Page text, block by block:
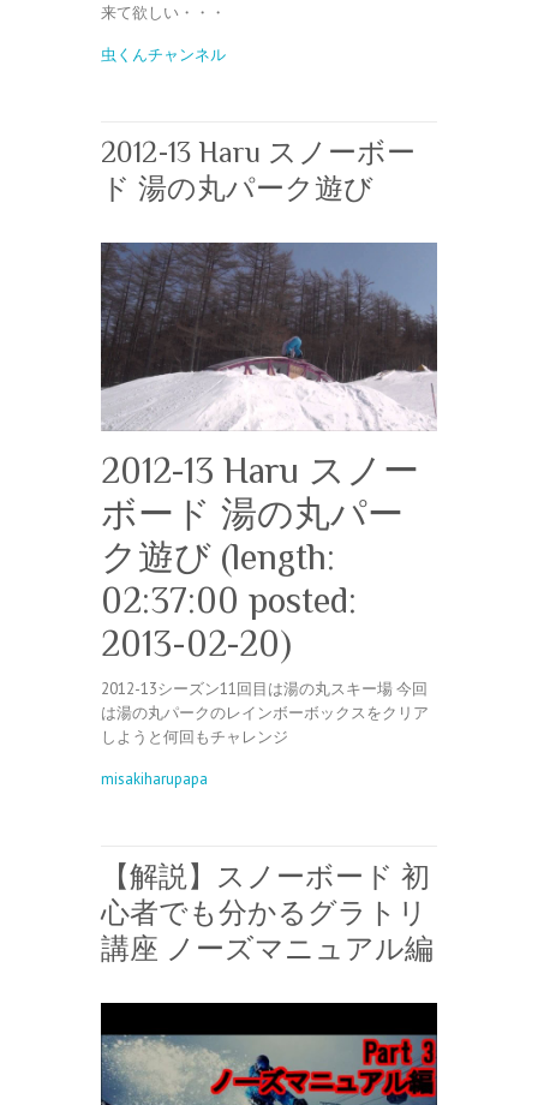
来て欲しい・・・
虫くんチャンネル
2012-13 Haru スノーボー
ド 湯の丸パーク遊び
2012-13 Haru スノー
ボード 湯の丸パー
ク遊び (length:
02:37:00 posted:
2013-02-20)
2012-13シーズン11回目は湯の丸スキー場 今回
は湯の丸パークのレインボーボックスをクリア
しようと何回もチャレンジ
misakiharupapa
【解説】スノーボード 初
心者でも分かるグラトリ
講座 ノーズマニュアル編